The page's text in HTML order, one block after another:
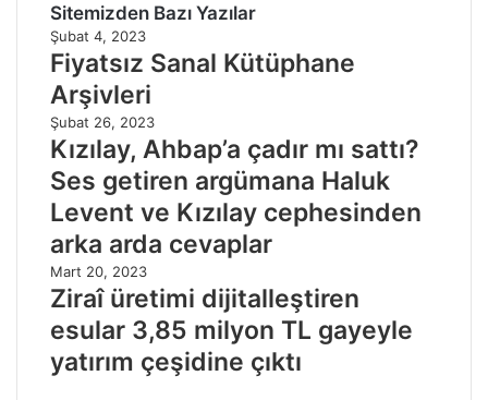
Sitemizden Bazı Yazılar
Şubat 4, 2023
Fiyatsız Sanal Kütüphane
Arşivleri
Şubat 26, 2023
Kızılay, Ahbap’a çadır mı sattı?
Ses getiren argümana Haluk
Levent ve Kızılay cephesinden
arka arda cevaplar
Mart 20, 2023
Ziraî üretimi dijitalleştiren
esular 3,85 milyon TL gayeyle
yatırım çeşidine çıktı